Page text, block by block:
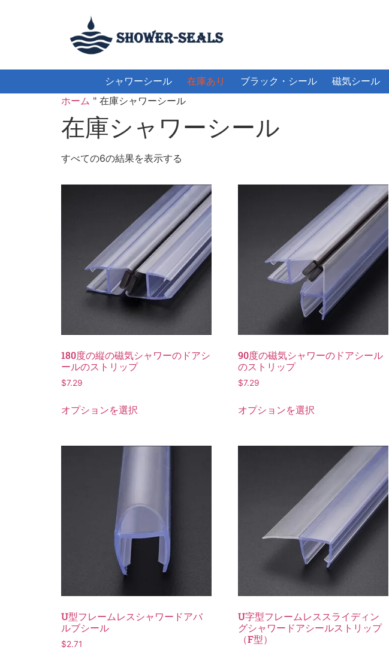
シャワーシール 在庫あり ブラック・シール 磁気シール
ホーム " 在庫シャワーシール
在庫シャワーシール
すべての6の結果を表示する
180度の縦の磁気シャワーのドアシ
ールのストリップ
$7.29
オプションを選択
90度の磁気シャワーのドアシール
のストリップ
$7.29
オプションを選択
U型フレームレスシャワードアバ
ルブシール
$2.71
U字型フレームレススライディン
グシャワードアシールストリップ
（F型）